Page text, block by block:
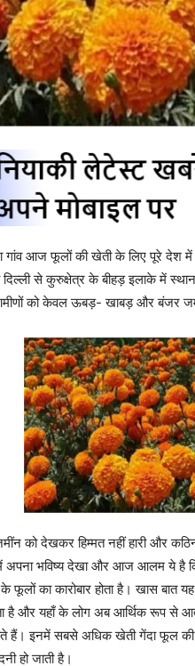
आज फूलों की खेती के लिए पूरे देश में
से कुरुक्षेत्र के बीहड़ इलाके में
को केवल ऊबड़- खाबड़ और बंजर
को देखकर हिम्मत नहीं हारी और
अपना भविष्य देखा और आज आलम ये है
फूलों का कारोबार होता है। खास बात
है और यहाँ के लोग अब आर्थिक रूप से
हैं। इनमें सबसे अधिक खेती गेंदा फूल
हो जाती है।